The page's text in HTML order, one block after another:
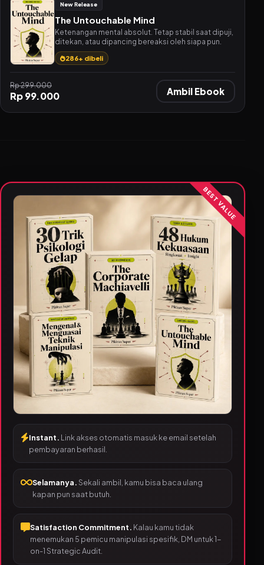
New Release
The Untouchable Mind
Ketenangan mental absolut. Tetap stabil saat dipuji,
ditekan, atau dipancing bereaksi oleh siapa pun.
286+ dibeli
Rp 299.000
Rp 99.000 Ambil Ebook
Instant. Link akses otomatis masuk ke email setelah
pembayaran berhasil.
Selamanya.Sekali ambil, kamu bisa baca ulang
kapan pun saat butuh.
Satisfaction Commitment. Kalau kamu tidak
menemukan 5 pemicu manipulasi spesifik, DM untuk 1-
on-1 Strategic Audit.